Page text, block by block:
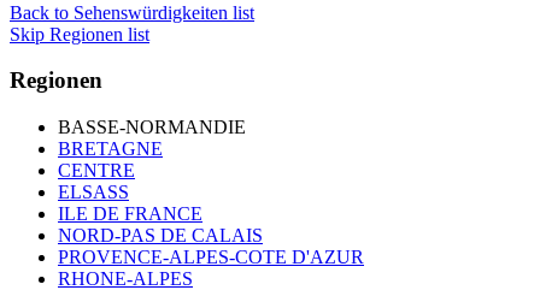
Back to Sehenswürdigkeiten list
Skip Regionen list
Regionen
BASSE-NORMANDIE
BRETAGNE
CENTRE
ELSASS
ILE DE FRANCE
NORD-PAS DE CALAIS
PROVENCE-ALPES-COTE D'AZUR
RHONE-ALPES